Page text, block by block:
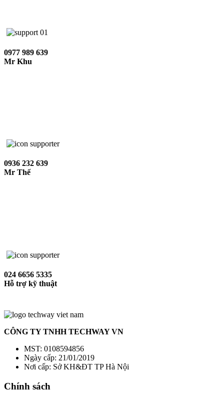
0977 989 639
Mr Khu
0936 232 639
Mr Thế
024 6656 5335
Hỗ trợ kỹ thuật
CÔNG TY TNHH TECHWAY VN
MST: 0108594856
Ngày cấp: 21/01/2019
Nơi cấp: Sở KH&ĐT TP Hà Nội
Chính sách